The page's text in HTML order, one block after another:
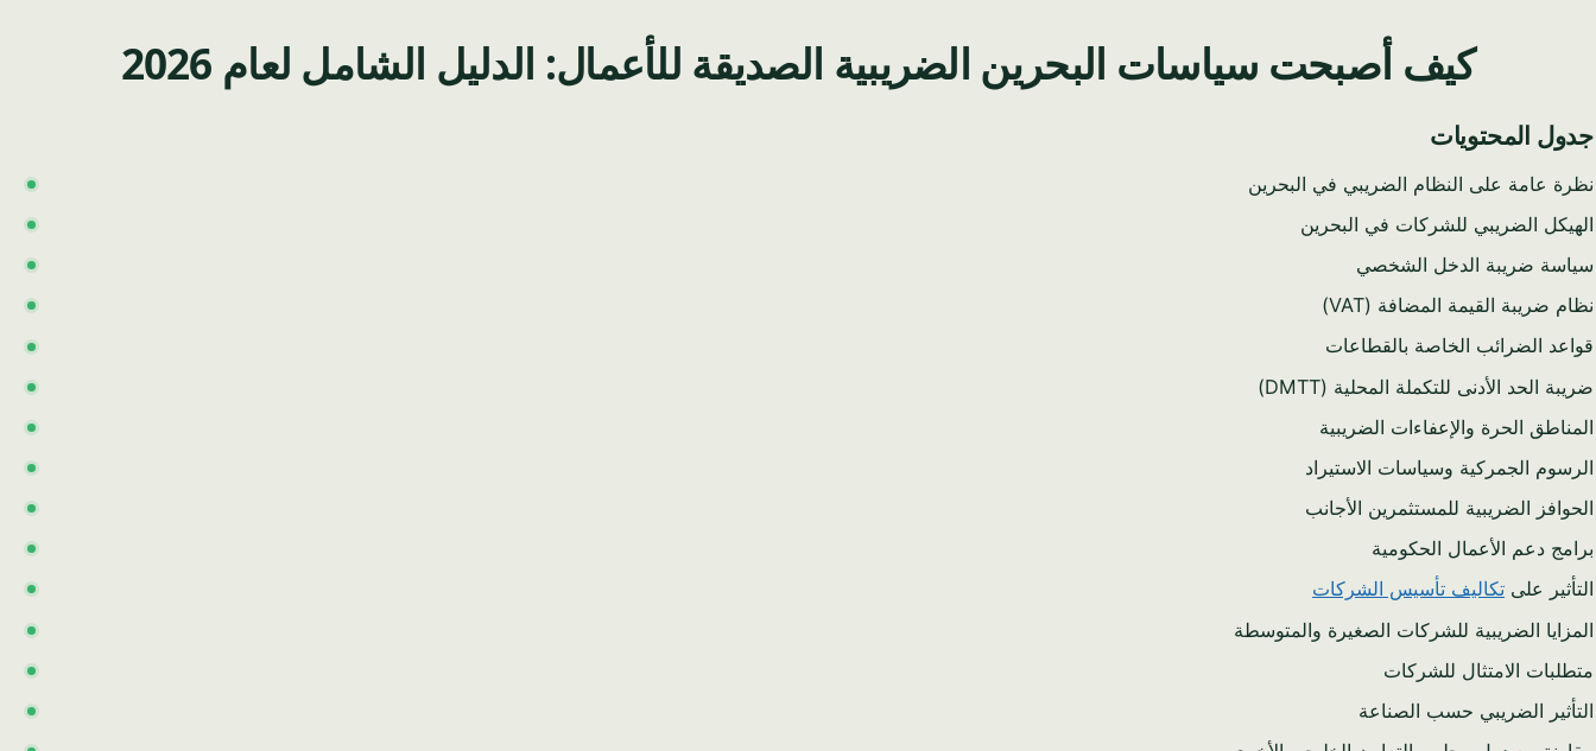
كيف أصبحت سياسات البحرين الضريبية الصديقة للأعمال: الدليل الشامل لعام 2026
جدول المحتويات
نظرة عامة على النظام الضريبي في البحرين
الهيكل الضريبي للشركات في البحرين
سياسة ضريبة الدخل الشخصي
نظام ضريبة القيمة المضافة (VAT)
قواعد الضرائب الخاصة بالقطاعات
ضريبة الحد الأدنى للتكملة المحلية (DMTT)
المناطق الحرة والإعفاءات الضريبية
الرسوم الجمركية وسياسات الاستيراد
الحوافز الضريبية للمستثمرين الأجانب
برامج دعم الأعمال الحكومية
التأثير على تكاليف تأسيس الشركات
المزايا الضريبية للشركات الصغيرة والمتوسطة
متطلبات الامتثال للشركات
التأثير الضريبي حسب الصناعة